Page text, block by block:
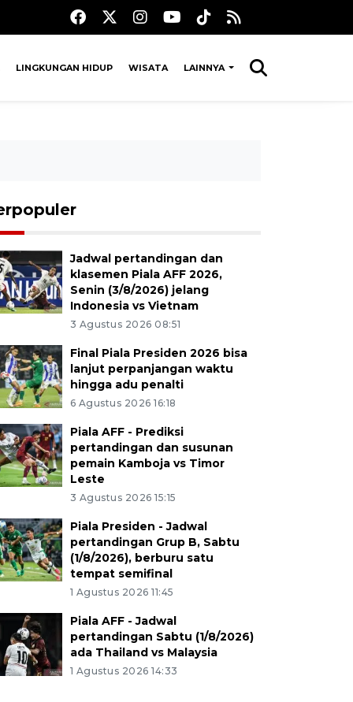
LINGKUNGAN HIDUP WISATA LAINNYA
Jadwal pertandingan dan
klasemen Piala AFF 2026,
Senin (3/8/2026) jelang
Indonesia vs Vietnam
3 Agustus 2026 08:51
Final Piala Presiden 2026 bisa
lanjut perpanjangan waktu
hingga adu penalti
6 Agustus 2026 16:18
Piala AFF - Prediksi
pertandingan dan susunan
pemain Kamboja vs Timor
Leste
3 Agustus 2026 15:15
Piala Presiden - Jadwal
pertandingan Grup B, Sabtu
(1/8/2026), berburu satu
tempat semifinal
1 Agustus 2026 11:45
Piala AFF - Jadwal
pertandingan Sabtu (1/8/2026)
ada Thailand vs Malaysia
1 Agustus 2026 14:33